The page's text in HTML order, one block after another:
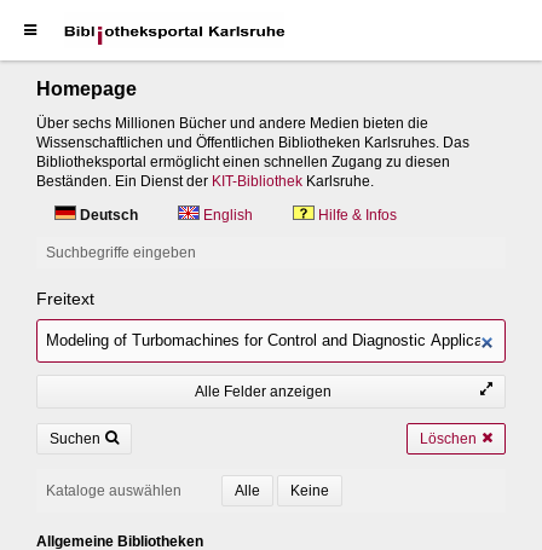
Homepage
Über sechs Millionen Bücher und andere Medien bieten die
Wissenschaftlichen und Öffentlichen Bibliotheken Karlsruhes. Das
Bibliotheksportal ermöglicht einen schnellen Zugang zu diesen
Beständen. Ein Dienst der KIT-Bibliothek Karlsruhe.
Deutsch
English Hilfe & Infos
Suchbegriffe eingeben
Freitext
Alle Felder anzeigen
Suchen Löschen
Kataloge auswählen
Allgemeine Bibliotheken